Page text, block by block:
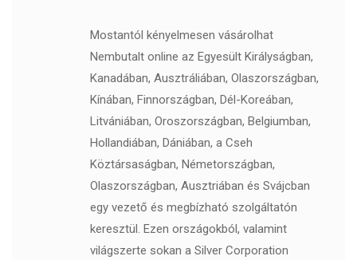
Mostantól kényelmesen vásárolhat
Nembutalt online az Egyesült Királyságban,
Kanadában, Ausztráliában, Olaszországban,
Kínában, Finnországban, Dél-Koreában,
Litvániában, Oroszországban, Belgiumban,
Hollandiában, Dániában, a Cseh
Köztársaságban, Németországban,
Olaszországban, Ausztriában és Svájcban
egy vezető és megbízható szolgáltatón
keresztül. Ezen országokból, valamint
világszerte sokan a Silver Corporation